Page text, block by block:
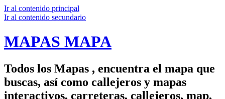
Ir al contenido principal
Ir al contenido secundario
MAPAS MAPA
Todos los Mapas , encuentra el mapa que
buscas, así como callejeros y mapas
interactivos, carreteras, callejeros, map,